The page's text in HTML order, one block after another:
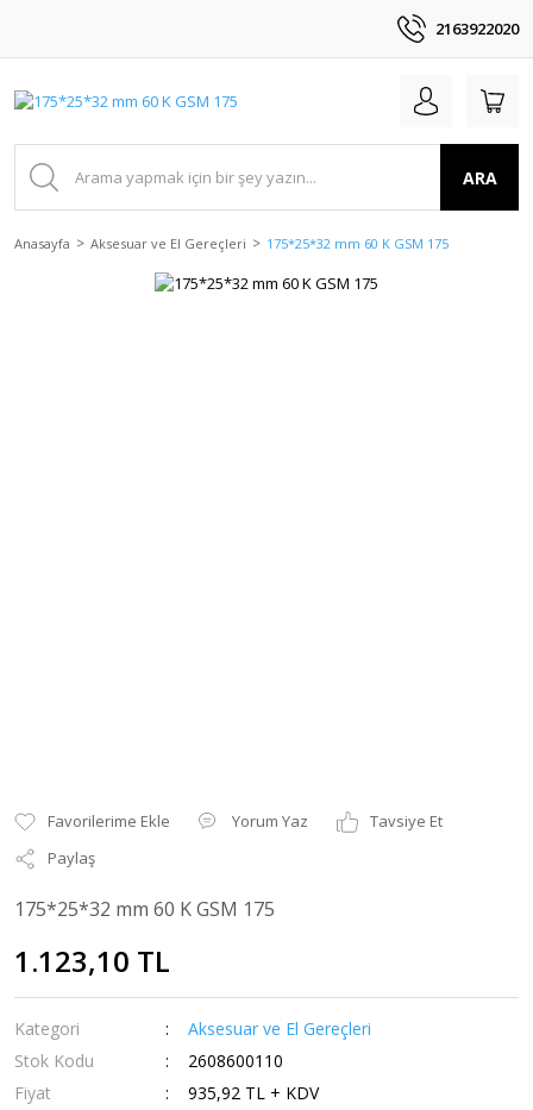
2163922020
ARA
Anasayfa Aksesuar ve El Gereçleri 175*25*32 mm 60 K GSM 175
Yorum Yaz
Tavsiye Et
Paylaş
175*25*32 mm 60 K GSM 175
1.123,10 TL
Kategori
Aksesuar ve El Gereçleri
Stok Kodu
2608600110
Fiyat
935,92 TL + KDV